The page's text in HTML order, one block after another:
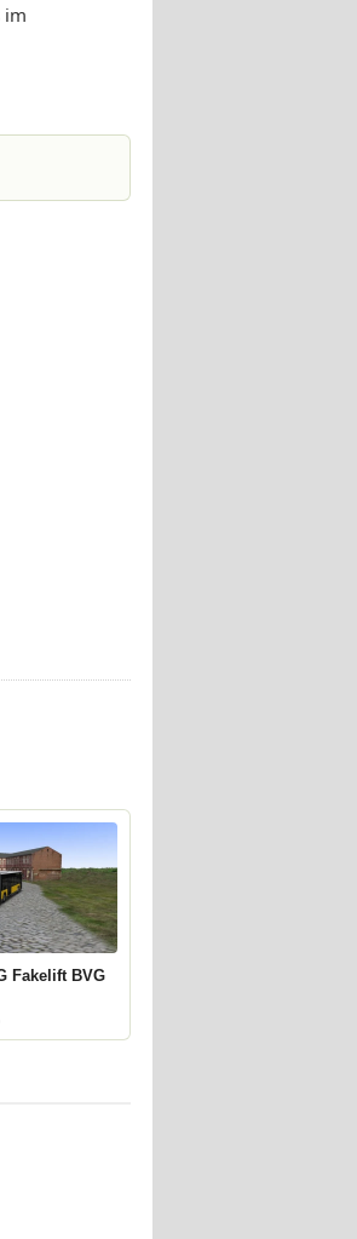
im
Fakelift BVG